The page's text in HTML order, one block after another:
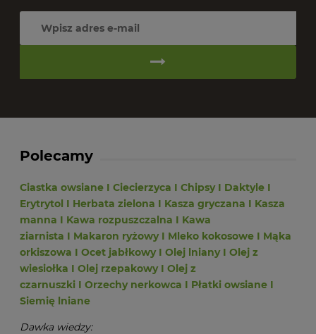
Polecamy
Ciastka owsiane I Ciecierzyca I ChipsyI Daktyle I
Erytrytol I Herbata zielona I Kasza gryczana I Kasza
manna I Kawa rozpuszczalna I Kawa
ziarnista I Makaron ryżowyI Mleko kokosowe I Mąka
orkiszowa I Ocet jabłkowyI Olej lnianyI Olej z
wiesiołka I Olej rzepakowyI Olej z
czarnuszki I Orzechy nerkowca I Płatki owsiane I
Siemię lniane
Dawka wiedzy: